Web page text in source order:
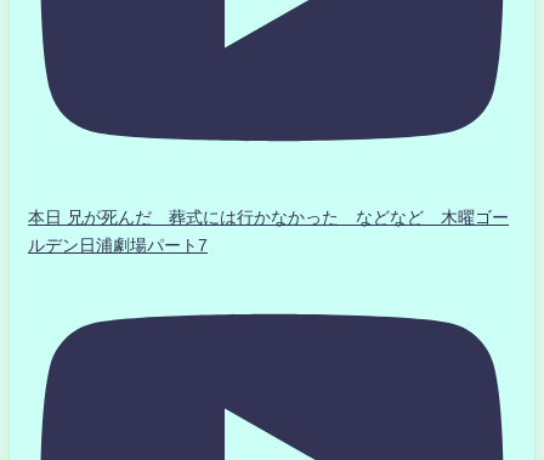
本日 兄が死んだ 葬式には行かなかった などなど 木曜ゴー
ルデン日浦劇場パート7